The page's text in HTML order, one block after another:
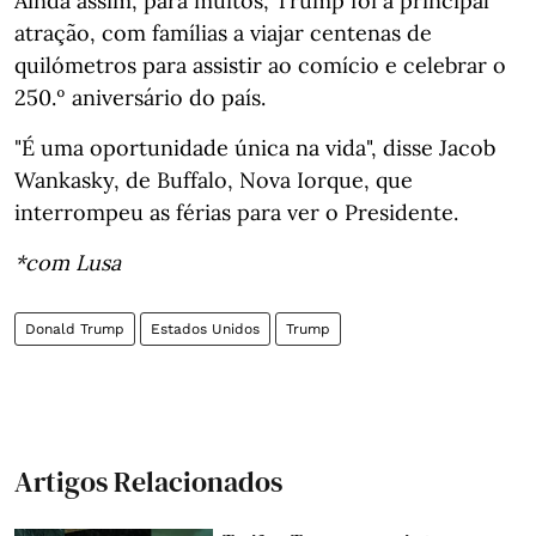
atração, com famílias a viajar centenas de
quilómetros para assistir ao comício e celebrar o
250.º aniversário do país.
"É uma oportunidade única na vida", disse Jacob
Wankasky, de Buffalo, Nova Iorque, que
interrompeu as férias para ver o Presidente.
*com Lusa
Donald Trump Estados Unidos Trump
Artigos Relacionados